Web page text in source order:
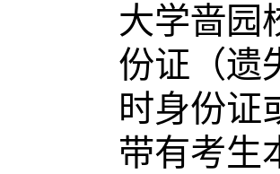
大学啬园
份证 （
时身份证
带有考生